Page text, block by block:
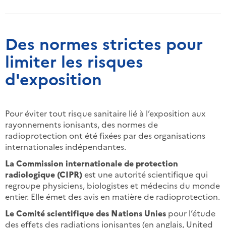
Des normes strictes pour
limiter les risques
d'exposition
Pour éviter tout risque sanitaire lié à l’exposition aux
rayonnements ionisants, des normes de
radioprotection ont été fixées par des organisations
internationales indépendantes.
La Commission internationale de protection
radiologique (CIPR)est une autorité scientifique qui
regroupe physiciens, biologistes et médecins du monde
entier. Elle émet des avis en matière de radioprotection.
Le Comité scientifique des Nations Unies pour l’étude
des effets des radiations ionisantes (en anglais, United